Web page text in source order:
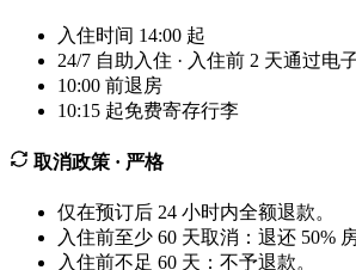
入住时间 14:00 起
24/7 自助入住 · 入住前 2 天通过电
10:00 前退房
10:15 起免费寄存行李
取消政策 · 严格
仅在预订后 24 小时内全额退款。
入住前至少 60 天取消：退还 50% 房
入住前不足 60 天：不予退款。